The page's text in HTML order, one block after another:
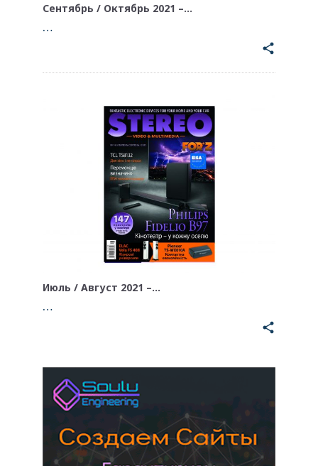
Сентябрь / Октябрь 2021 –…
…
share
Июль / Август 2021 –…
…
share